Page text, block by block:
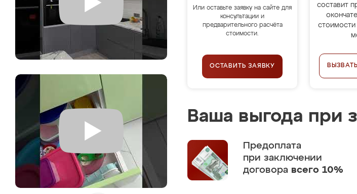
Или оставьте заявку на сайте для
консультации и
предварительного расчёта
стоимости.
ОСТАВИТЬ ЗАЯВКУ
составит
Ваша выгода при
Предоплата
при заключении
договора всего 10%